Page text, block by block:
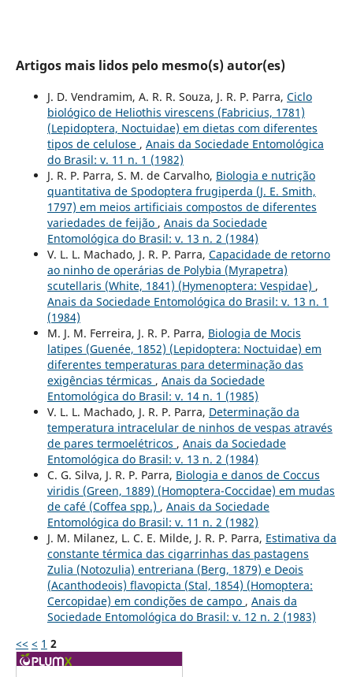
Artigos mais lidos pelo mesmo(s) autor(es)
J. D. Vendramim, A. R. R. Souza, J. R. P. Parra, Ciclo
biológico de Heliothis virescens (Fabricius, 1781)
(Lepidoptera, Noctuidae) em dietas com diferentes
tipos de celulose , Anais da Sociedade Entomológica
do Brasil: v. 11 n. 1 (1982)
J. R. P. Parra, S. M. de Carvalho, Biologia e nutrição
quantitativa de Spodoptera frugiperda (J. E. Smith,
1797) em meios artificiais compostos de diferentes
variedades de feijão , Anais da Sociedade
Entomológica do Brasil: v. 13 n. 2 (1984)
V. L. L. Machado, J. R. P. Parra, Capacidade de retorno
ao ninho de operárias de Polybia (Myrapetra)
scutellaris (White, 1841) (Hymenoptera: Vespidae) ,
Anais da Sociedade Entomológica do Brasil: v. 13 n. 1
(1984)
M. J. M. Ferreira, J. R. P. Parra, Biologia de Mocis
latipes (Guenée, 1852) (Lepidoptera: Noctuidae) em
diferentes temperaturas para determinação das
exigências térmicas , Anais da Sociedade
Entomológica do Brasil: v. 14 n. 1 (1985)
V. L. L. Machado, J. R. P. Parra, Determinação da
temperatura intracelular de ninhos de vespas através
de pares termoelétricos , Anais da Sociedade
Entomológica do Brasil: v. 13 n. 2 (1984)
C. G. Silva, J. R. P. Parra, Biologia e danos de Coccus
viridis (Green, 1889) (Homoptera-Coccidae) em mudas
de café (Coffea spp.) , Anais da Sociedade
Entomológica do Brasil: v. 11 n. 2 (1982)
J. M. Milanez, L. C. E. Milde, J. R. P. Parra, Estimativa da
constante térmica das cigarrinhas das pastagens
Zulia (Notozulia) entreriana (Berg, 1879) e Deois
(Acanthodeois) flavopicta (Stal, 1854) (Homoptera:
Cercopidae) em condições de campo , Anais da
Sociedade Entomológica do Brasil: v. 12 n. 2 (1983)
<< < 1 2